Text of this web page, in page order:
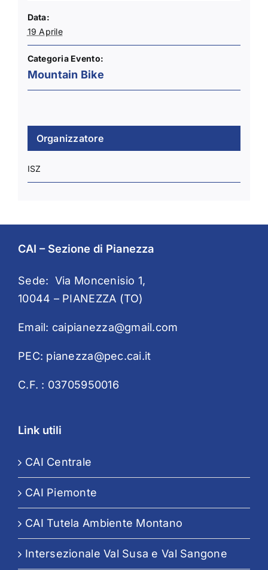
Data:
19 Aprile
Categoria Evento:
Mountain Bike
Organizzatore
ISZ
CAI – Sezione di Pianezza
Sede: Via Moncenisio 1,
10044 – PIANEZZA (TO)
Email: caipianezza@gmail.com
PEC: pianezza@pec.cai.it
C.F. : 03705950016
Link utili
CAI Centrale
CAI Piemonte
CAI Tutela Ambiente Montano
Intersezionale Val Susa e Val Sangone